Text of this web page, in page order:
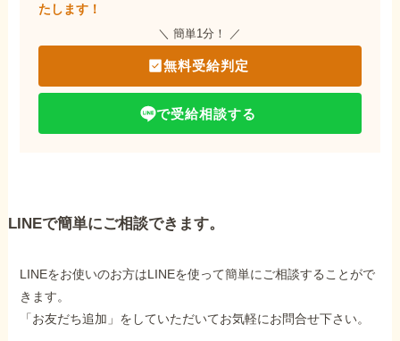
たします！
＼ 簡単1分！ ／
無料受給判定
で受給相談する
LINEで簡単にご相談できます。
LINEをお使いのお方はLINEを使って簡単にご相談することがで
きます。
「お友だち追加」をしていただいてお気軽にお問合せ下さい。